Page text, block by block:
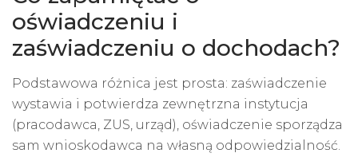
oświadczeniu i
zaświadczeniu o dochodach?
Podstawowa różnica jest prosta: zaświadczenie
wystawia i potwierdza zewnętrzna instytucja
(pracodawca, ZUS, urząd), oświadczenie sporządza
sam wnioskodawca na własną odpowiedzialność.